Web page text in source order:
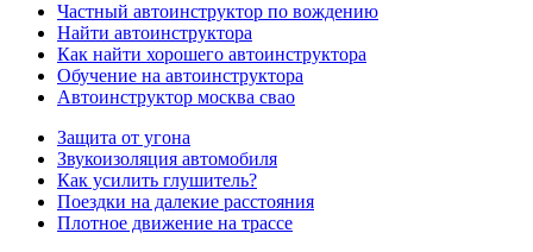
Частный автоинструктор по вождению
Найти автоинструктора
Как найти хорошего автоинструктора
Обучение на автоинструктора
Автоинструктор москва свао
Защита от угона
Звукоизоляция автомобиля
Как усилить глушитель?
Поездки на далекие расстояния
Плотное движение на трассе